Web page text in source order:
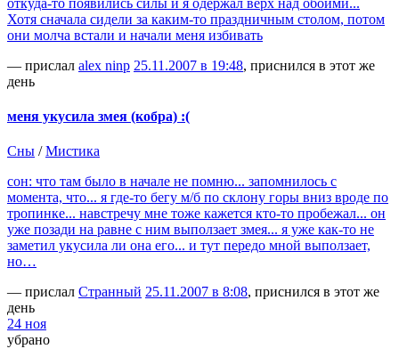
Хотя сначала сидели за каким-то праздничным столом, потом
они молча встали и начали меня избивать
— прислал alex ninp 25.11.2007 в 19:48, приснился в этот же
день
меня укусила змея (кобра) :(
Сны /Мистика
сон: что там было в начале не помню... запомнилось с
момента, что... я где-то бегу м/б по склону горы вниз вроде по
тропинке... навстречу мне тоже кажется кто-то пробежал... он
уже позади на равне с ним выползает змея... я уже как-то не
заметил укусила ли она его... и тут передо мной выползает,
но…
— прислал Странный 25.11.2007 в 8:08, приснился в этот же
день
24 ноя
убрано